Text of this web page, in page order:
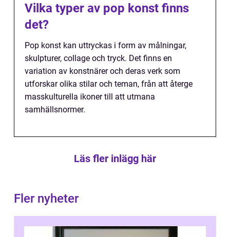
Vilka typer av pop konst finns
det?
Pop konst kan uttryckas i form av målningar,
skulpturer, collage och tryck. Det finns en
variation av konstnärer och deras verk som
utforskar olika stilar och teman, från att återge
masskulturella ikoner till att utmana
samhällsnormer.
Läs fler inlägg här
Fler nyheter